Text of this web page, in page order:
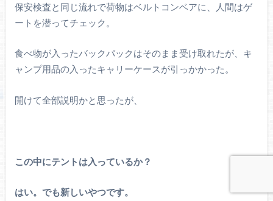
保安検査と同じ流れで荷物はベルトコンベアに、人間はゲ
ートを潜ってチェック。
食べ物が入ったバックパックはそのまま受け取れたが、キ
ャンプ用品の入ったキャリーケースが引っかかった。
開けて全部説明かと思ったが、
この中にテントは入っているか？
はい。でも新しいやつです。